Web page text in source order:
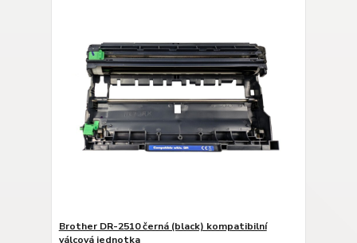
Brother DR-2510 černá (black) kompatibilní
válcová jednotka